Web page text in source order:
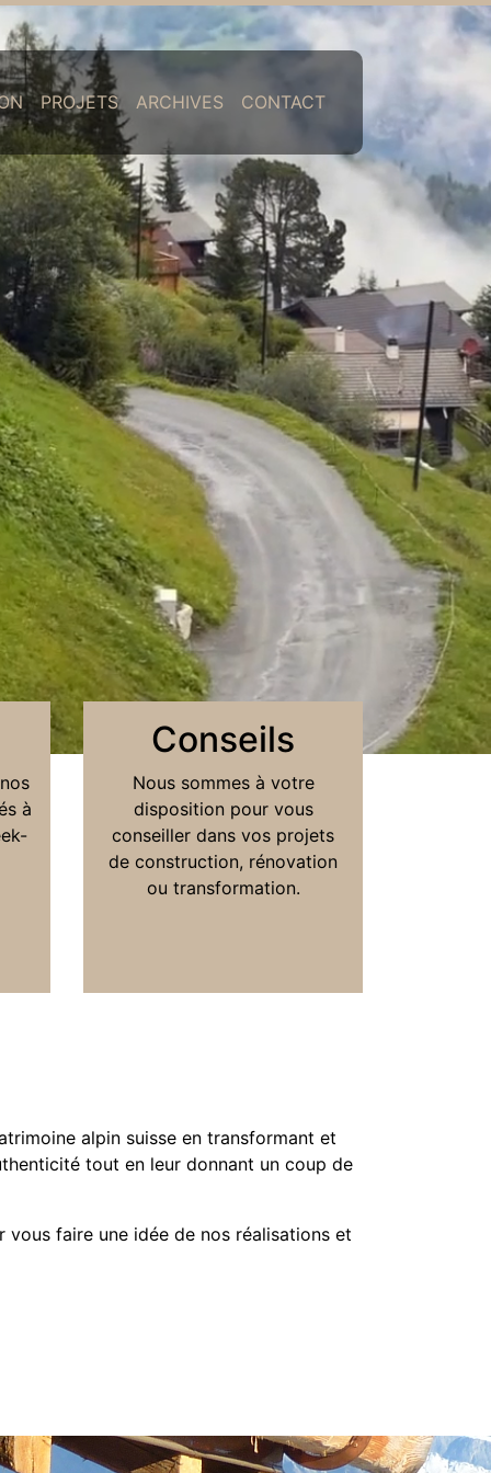
à
Conseils
Nous sommes à votre
disposition pour vous
conseiller dans vos projets
de construction, rénovation
ou transformation.
alpin suisse en transformant et
tout en leur donnant un coup de
faire une idée de nos réalisations et
PROJETS ARCHIVES CONTACT